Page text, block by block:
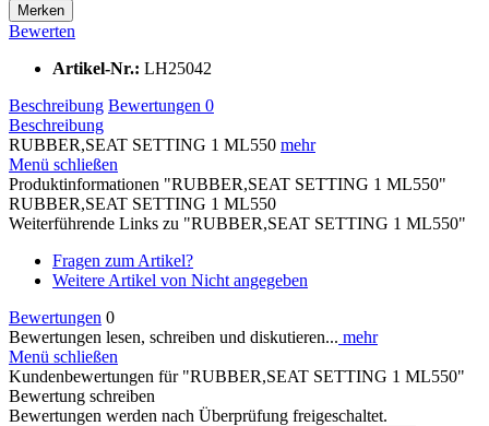
Merken
Bewerten
Artikel-Nr.: LH25042
Beschreibung Bewertungen 0
Beschreibung
RUBBER,SEAT SETTING 1 ML550 mehr
Menü schließen
Produktinformationen "RUBBER,SEAT SETTING 1 ML550"
RUBBER,SEAT SETTING 1 ML550
Weiterführende Links zu "RUBBER,SEAT SETTING 1 ML550"
Fragen zum Artikel?
Weitere Artikel von Nicht angegeben
Bewertungen 0
Bewertungen lesen, schreiben und diskutieren... mehr
Menü schließen
Kundenbewertungen für "RUBBER,SEAT SETTING 1 ML550"
Bewertung schreiben
Bewertungen werden nach Überprüfung freigeschaltet.